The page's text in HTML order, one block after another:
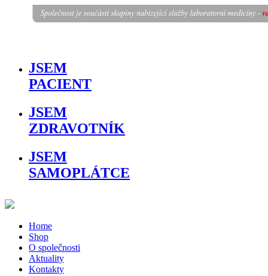
JSEM
PACIENT
JSEM
ZDRAVOTNÍK
JSEM
SAMOPLÁTCE
Home
Shop
O společnosti
Aktuality
Kontakty